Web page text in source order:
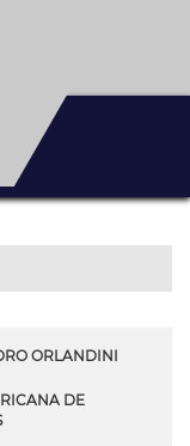
ORLANDINI
DE